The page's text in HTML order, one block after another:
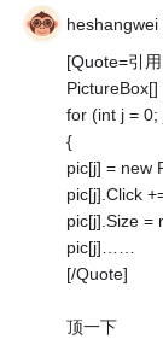
heshangwei
[Quote=引
for (int j = 0;
{
pic[j] = new
pic[j].Click
pic[j].Size =
pic[j]……
[/Quote]
顶一下